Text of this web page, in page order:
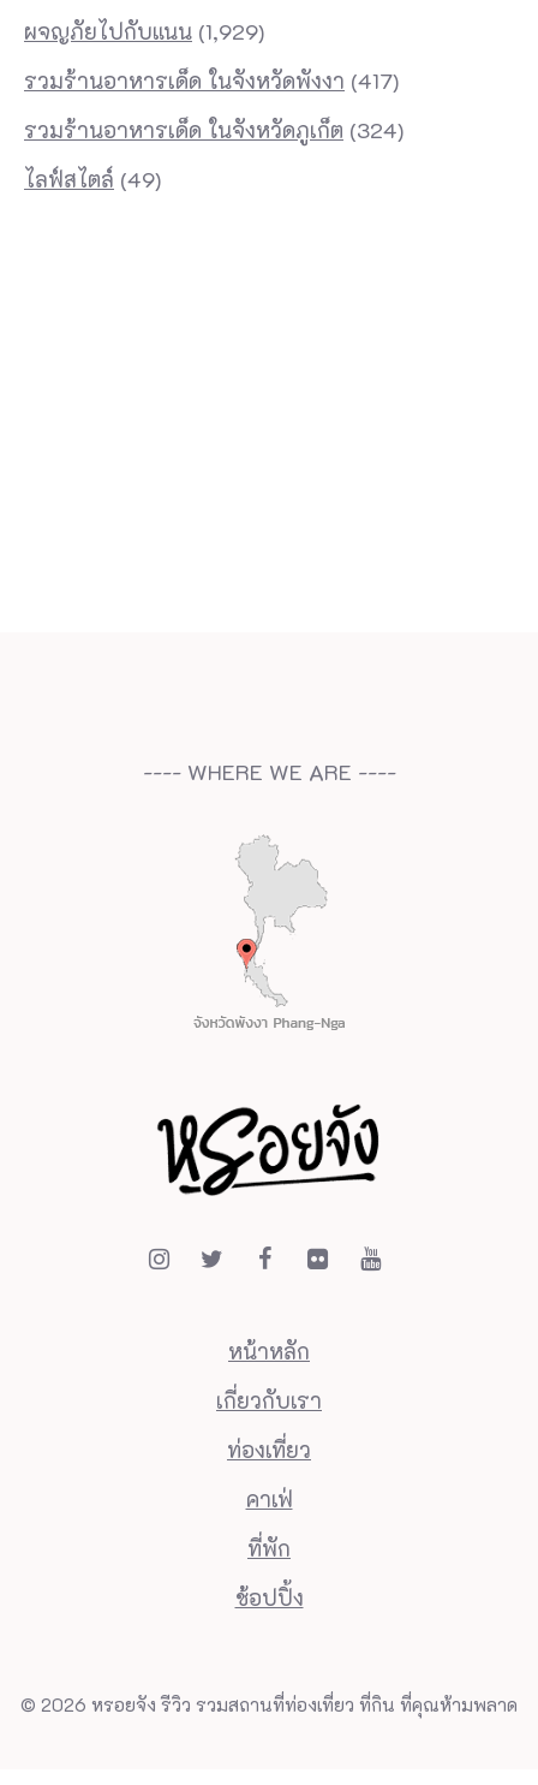
ผจญภัยไปกับแนน (1,929)
รวมร้านอาหารเด็ด ในจังหวัดพังงา (417)
รวมร้านอาหารเด็ด ในจังหวัดภูเก็ต (324)
ไลฟ์สไตล์ (49)
---- WHERE WE ARE ----
หน้าหลัก
เกี่ยวกับเรา
ท่องเที่ยว
คาเฟ่
ที่พัก
ช้อปปิ้ง
© 2026 หรอยจัง รีวิว รวมสถานที่ท่องเที่ยว ที่กิน ที่คุณห้ามพลาด